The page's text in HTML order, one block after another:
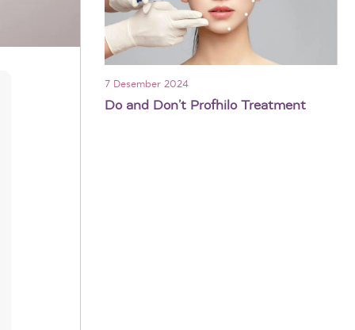
7 Desember 2024
Do and Don’t Profhilo Treatment